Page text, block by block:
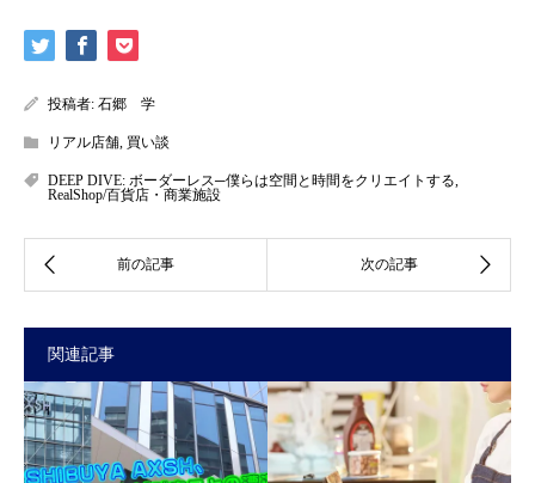
投稿者: 石郷 学
リアル店舗, 買い談
DEEP DIVE: ボーダーレス─僕らは空間と時間をクリエイトする,
RealShop/百貨店・商業施設
関連記事